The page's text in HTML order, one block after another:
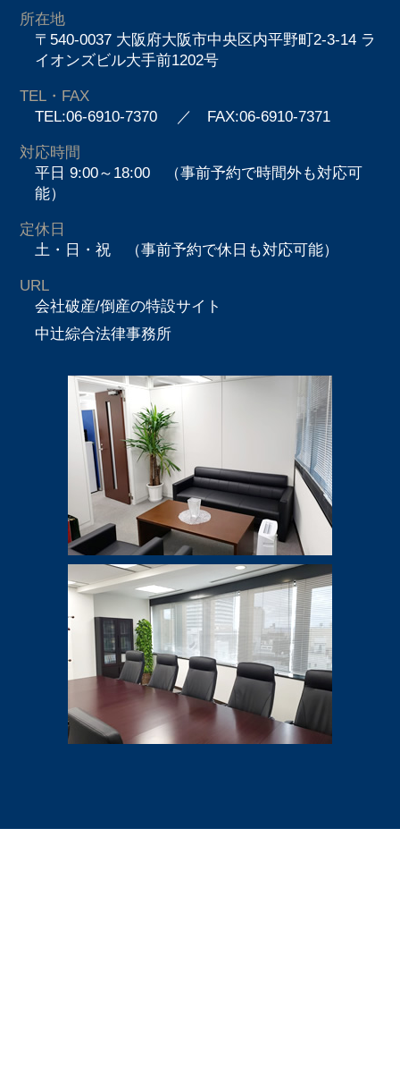
所在地
〒540-0037 大阪府大阪市中央区内平野町2-3-14 ラ
イオンズビル大手前1202号
TEL・FAX
TEL:06-6910-7370 ／ FAX:06-6910-7371
対応時間
平日 9:00～18:00 （事前予約で時間外も対応可
能）
定休日
土・日・祝 （事前予約で休日も対応可能）
URL
会社破産/倒産の特設サイト
中辻綜合法律事務所